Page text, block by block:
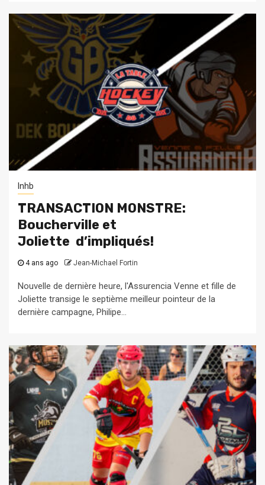
lnhb
TRANSACTION MONSTRE:
Boucherville et
Joliette d’impliqués!
4 ans ago Jean-Michael Fortin
Nouvelle de dernière heure, l'Assurencia Venne et fille de
Joliette transige le septième meilleur pointeur de la
dernière campagne, Philipe...